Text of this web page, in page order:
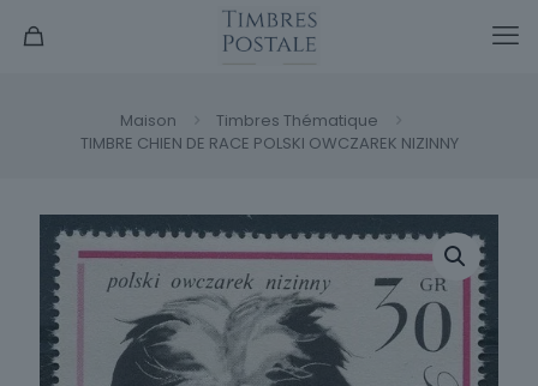
Maison
Timbres Thématique
TIMBRE CHIEN DE RACE POLSKI OWCZAREK NIZINNY